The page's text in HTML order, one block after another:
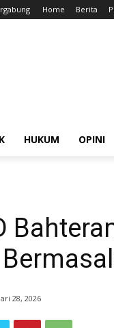
Home Berita
HUKUM OPINI
28, 2026